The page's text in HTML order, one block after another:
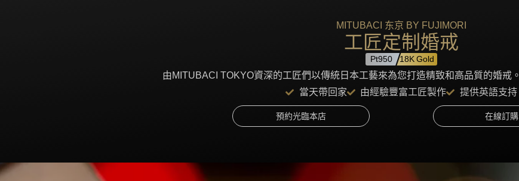
MITUBACI 东京 BY FUJIMORI
工匠定制婚戒
Pt950 18K Gold
由MITUBACI TOKYO資深的工匠們以傳統日本工藝來為您打造精致和高品質的婚戒。
當天帶回家
由經驗豐富工匠製作 提供英語支持
預約光臨本店 在線訂購